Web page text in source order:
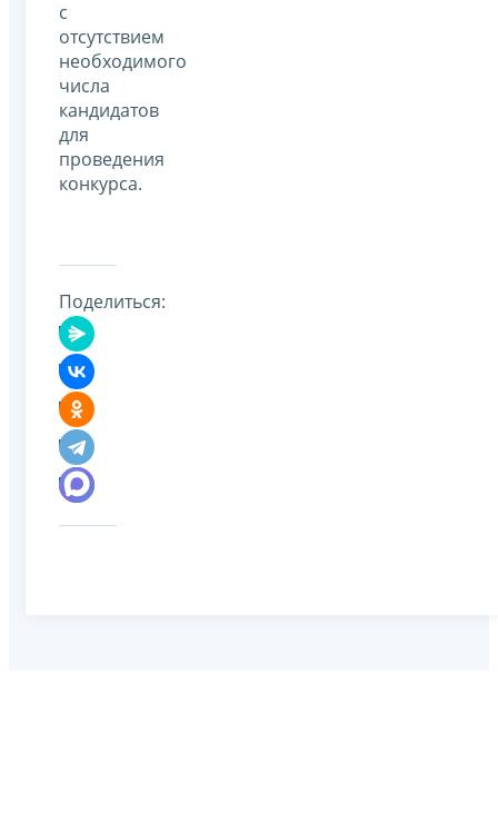
с
отсутствием
необходимого
числа
кандидатов
для
проведения
конкурса.
Поделиться: